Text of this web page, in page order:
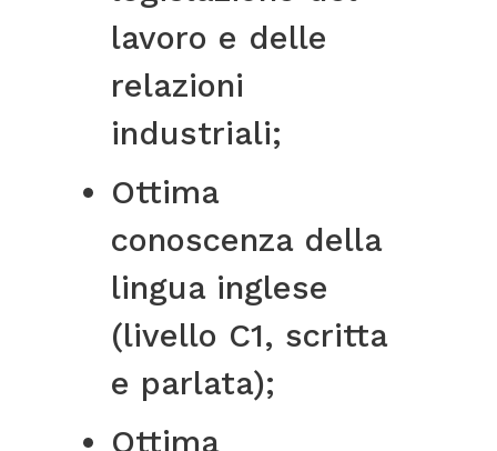
lavoro e delle
relazioni
industriali;
Ottima
conoscenza della
lingua inglese
(livello C1, scritta
e parlata);
Ottima